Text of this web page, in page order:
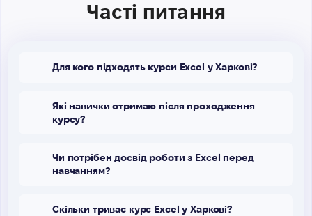
Часті питання
Для кого підходять курси Excel у Харкові?
Які навички отримаю після проходження
курсу?
Чи потрібен досвід роботи з Excel перед
навчанням?
Скільки триває курс Excel у Харкові?